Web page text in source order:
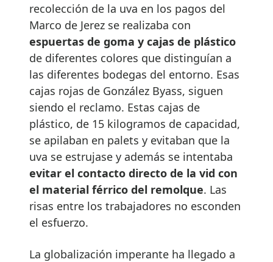
recolección de la uva en los pagos del
Marco de Jerez se realizaba con
espuertas de goma y cajas de plástico
de diferentes colores que distinguían a
las diferentes bodegas del entorno. Esas
cajas rojas de González Byass, siguen
siendo el reclamo. Estas cajas de
plástico, de 15 kilogramos de capacidad,
se apilaban en palets y evitaban que la
uva se estrujase y además se intentaba
evitar el contacto directo de la vid con
el material férrico del remolque. Las
risas entre los trabajadores no esconden
el esfuerzo.
La globalización imperante ha llegado a